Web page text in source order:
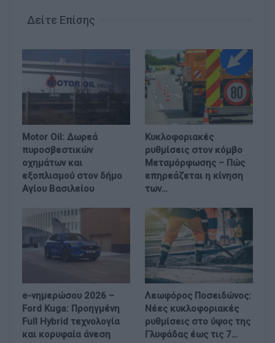
Δείτε Επίσης
Motor Oil: Δωρεά
πυροσβεστικών
οχημάτων και
εξοπλισμού στον δήμο
Αγίου Βασιλείου
Κυκλοφοριακές
ρυθμίσεις στον κόμβο
Μεταμόρφωσης – Πώς
επηρεάζεται η κίνηση
των…
e-νημερώσου 2026 –
Ford Kuga: Προηγμένη
Full Hybrid τεχνολογία
και κορυφαία άνεση
Λεωφόρος Ποσειδώνος:
Νέες κυκλοφοριακές
ρυθμίσεις στο ύψος της
Γλυφάδας έως τις 7…